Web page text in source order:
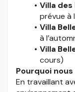
Villa des
prévue à
Villa
à
Villa
cours)
Pourquoi
En travaillant